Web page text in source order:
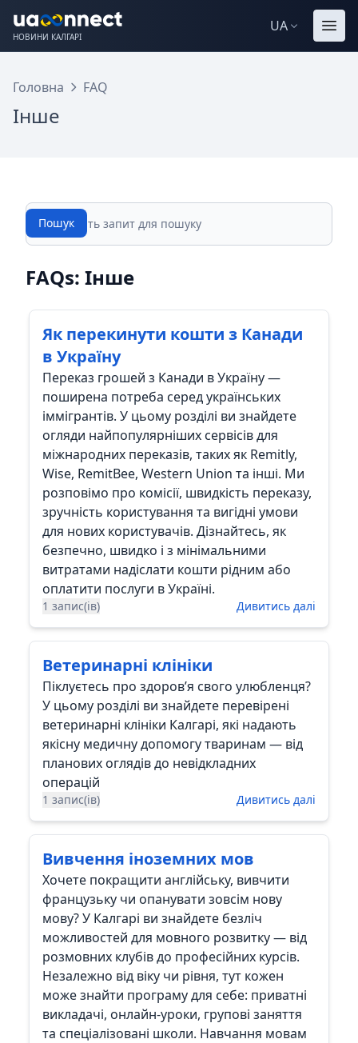
НОВИНИ КАЛГАРІ
UA
Головна FAQ
Інше
Пошук
Пошук
FAQs: Інше
Як перекинути кошти з Канади
в Україну
Переказ грошей з Канади в Україну —
поширена потреба серед українських
іммігрантів. У цьому розділі ви знайдете
огляди найпопулярніших сервісів для
міжнародних переказів, таких як Remitly,
Wise, RemitBee, Western Union та інші. Ми
розповімо про комісії, швидкість переказу,
зручність користування та вигідні умови
для нових користувачів. Дізнайтесь, як
безпечно, швидко і з мінімальними
витратами надіслати кошти рідним або
оплатити послуги в Україні.
1 запис(ів) Дивитись далі
Ветеринарні клініки
Піклуєтесь про здоров’я свого улюбленця?
У цьому розділі ви знайдете перевірені
ветеринарні клініки Калгарі, які надають
якісну медичну допомогу тваринам — від
планових оглядів до невідкладних
операцій
1 запис(ів) Дивитись далі
Вивчення іноземних мов
Хочете покращити англійську, вивчити
французьку чи опанувати зовсім нову
мову? У Калгарі ви знайдете безліч
можливостей для мовного розвитку — від
розмовних клубів до професійних курсів.
Незалежно від віку чи рівня, тут кожен
може знайти програму для себе: приватні
викладачі, онлайн-уроки, групові заняття
та спеціалізовані школи. Навчання мовам